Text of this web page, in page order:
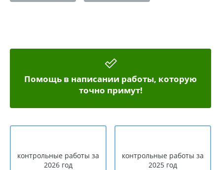
Помощь в написании работы, которую
точно примут!
контрольные работы за
2026 год
контрольные работы за
2025 год